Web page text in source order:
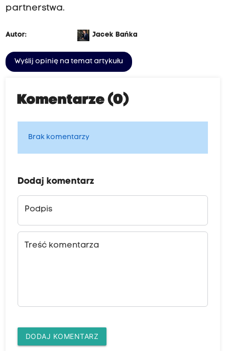
partnerstwa.
Autor: Jacek Bańka
Wyślij opinię na temat artykułu
Komentarze (0)
Brak komentarzy
Dodaj komentarz
Podpis
Treść komentarza
DODAJ KOMENTARZ